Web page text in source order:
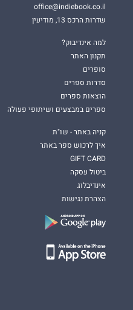
office@indiebook.co.il
שדרות הרכס 13, מודיעין
למה אינדיבוק?
תקנון האתר
סופרים
סדרות ספרים
הוצאות ספרים
ספרים במבצעים ושיתופי פעולה
קניה באתר - שו"ת
איך לרכוש ספר באתר
GIFT CARD
ביטול עסקה
אינדיבלוג
הצהרת נגישות